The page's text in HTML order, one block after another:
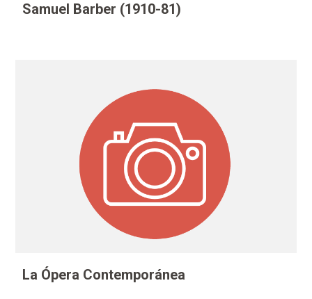
Samuel Barber (1910-81)
La Ópera Contemporánea